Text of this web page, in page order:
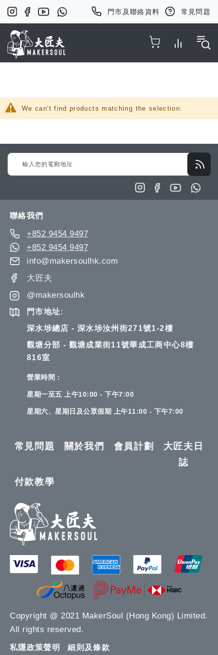
門市及聯絡資料 常見問題
We can't find products matching the selection.
Sign
Up
聯絡我們
+852 9454 9497
+852 9454 9497
info@makersoulhk.com
大匠夫
@makersoulhk
門市地址:
深水埗總店 - 深水埗汝州街271號1-2樓
觀塘分部 - 觀塘成業街11號華成工商中心8樓
816室
營業時間：
星期一至五 上午10:00 - 下午7:00
星期六、星期日及公眾假期 上午11:00 - 下午7:00
常見問題 關於我們 會員計劃
大匠夫日
誌
付款教學
Copyright @ 2021 MakerSoul (Hong Kong) Limited.
All rights reserved.
私隱政策聲明 細則及條款